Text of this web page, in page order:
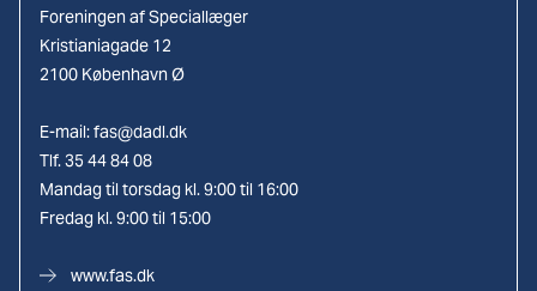
Foreningen af Speciallæger
Kristianiagade 12
2100 København Ø
E-mail:fas@dadl.dk
Tlf. 35 44 84 08
Mandag til torsdag kl. 9:00 til 16:00
Fredag kl. 9:00 til 15:00
www.fas.dk